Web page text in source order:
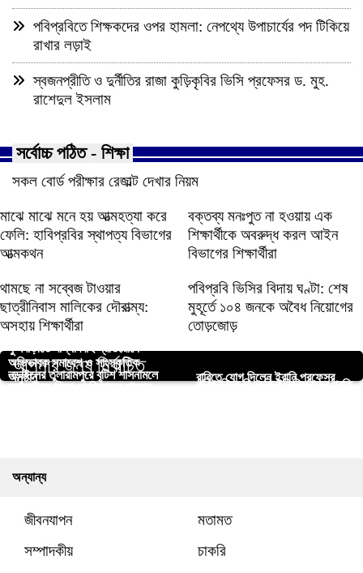
পবিপ্রবিতে শিক্ষকদের ওপর হামলা: নেপথ্যে উপাচার্যের পদ টিকিয়ে
রাখার লড়াই
স্বজনপ্রীতি ও দুর্নীতির রাজা কুড়িকৃবির ভিসি প্রফেসর ড. মুহ.
রাশেদুল ইসলাম
সর্বোচ্চ পঠিত - শিক্ষা
সকল বোর্ড পরীক্ষার রেজাল্ট দেখার নিয়ম
মাঝে মাঝে মনে হয় আত্মহত্যা করে
ফেলি: হাবিপ্রবির স্থাপত্য বিভাগের
আত্মকথন
বক্তব্য মনঃপুত না হওয়ায় এক
শিক্ষার্থীকে অবরুদ্ধ করল আইন
বিভাগের শিক্ষার্থীরা
থামছে না সব্বেজ টাওয়ার
ছাত্রীনিবাস মালিকের দৌরাত্ম্য:
অসহায় শিক্ষার্থীরা
পবিপ্রবি ভিসির বিদায় ঘণ্টা: শেষ
মুহূর্তে ১০৪ জনকে অবৈধ নিয়োগের
তোড়জোড়
আপনার জন্য নির্বাচিত
ফুলবাড়ীতে বাল্যবিবাহ প্রতিরোধে
অভিভাবক সমাবেশ ও সাংস্কৃতিক
অনুষ্ঠান
রাবিতে যোগ দিলেন ইরানি প্রফেসর
নড়াইলের তুলারামপুরে বৃটিশ শাসনামলে
ফুলবাড়ীতে শিক্ষা প্রতিষ্ঠানের পাশের
গাজায় হামলা, সংহতি জানিয়ে রাবি
পবিপ্রবিতে বিএসসি ইঞ্জিনিয়ারদের প্রতি
অন্যান্য
জীবনযাপন
মতামত
সম্পাদকীয়
চাকরি